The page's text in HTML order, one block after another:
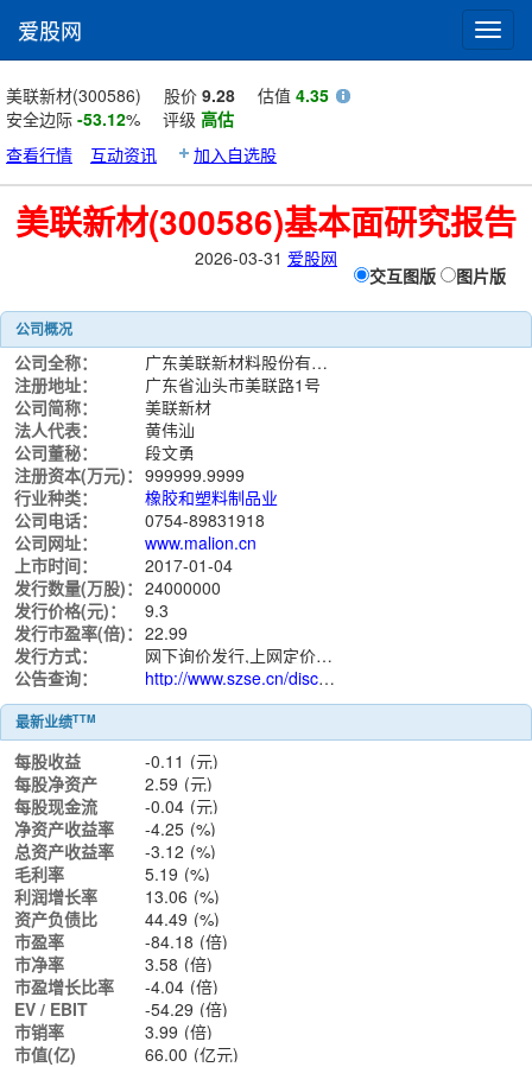
爱股网
美联新材(300586) 股价 9.28 估值 4.35
安全边际 -53.12% 评级 高估
查看行情
互动资讯 加入自选股
美联新材(300586)基本面研究报告
2026-03-31 爱股网
交互图版 图片版
公司概况
公司全称：
广东美联新材料股份有限公司
注册地址：
广东省汕头市美联路1号
公司简称：
美联新材
法人代表：
黄伟汕
公司董秘：
段文勇
注册资本(万元)： 999999.9999
行业种类：
橡胶和塑料制品业
公司电话：
0754-89831918
公司网址：
www.malion.cn
上市时间：
2017-01-04
发行数量(万股)： 24000000
发行价格(元)：
9.3
发行市盈率(倍)： 22.99
发行方式：
网下询价发行,上网定价发行
公告查询：
http://www.szse.cn/disclosure/listed/notice/index.html?stock=300586
最新业绩TTM
每股收益 -0.11 (元)
每股净资产
2.59 (元)
每股现金流
-0.04 (元)
净资产收益率
-4.25 (%)
总资产收益率
-3.12 (%)
毛利率
5.19 (%)
利润增长率
13.06 (%)
资产负债比
44.49 (%)
市盈率
-84.18 (倍)
市净率
3.58 (倍)
市盈增长比率
-4.04 (倍)
EV / EBIT
-54.29 (倍)
市销率
3.99 (倍)
市值(亿)
66.00 (亿元)